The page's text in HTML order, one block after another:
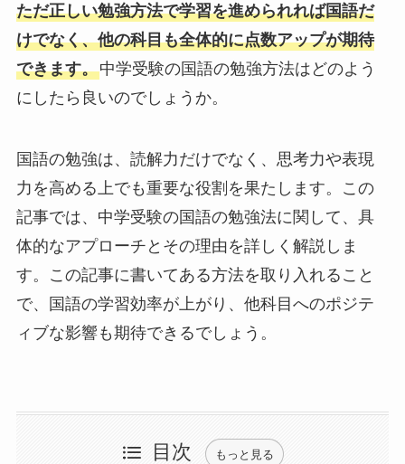
ただ正しい勉強方法で学習を進められれば国語だ
けでなく、他の科目も全体的に点数アップが期待
できます。中学受験の国語の勉強方法はどのよう
にしたら良いのでしょうか。
国語の勉強は、読解力だけでなく、思考力や表現
力を高める上でも重要な役割を果たします。この
記事では、中学受験の国語の勉強法に関して、具
体的なアプローチとその理由を詳しく解説しま
す。この記事に書いてある方法を取り入れること
で、国語の学習効率が上がり、他科目へのポジテ
ィブな影響も期待できるでしょう。
目次 もっと見る